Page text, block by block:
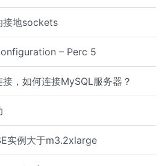
接地sockets
– Perc 5
，如何连接MySQL服务器？
实例大于m3.2xlarge